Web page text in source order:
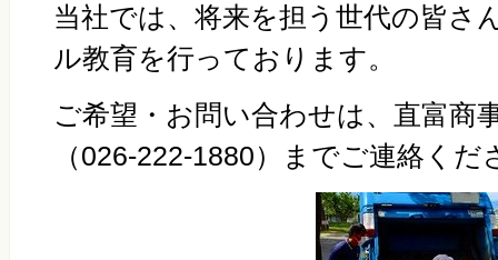
当社では、将来を担う世代の皆さ
ル教育を行っております。
ご希望・お問い合わせは、直富
（026-222-1880）までご連絡くだ